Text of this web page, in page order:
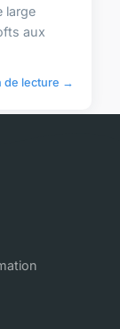
large
aux
de lecture →